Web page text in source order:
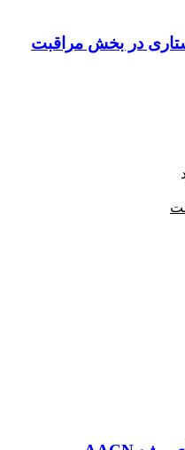
در بخش مراقبت